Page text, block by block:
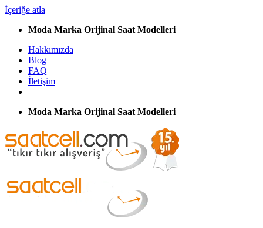
İçeriğe atla
Moda Marka Orijinal Saat Modelleri
Hakkımızda
Blog
FAQ
İletişim
Moda Marka Orijinal Saat Modelleri